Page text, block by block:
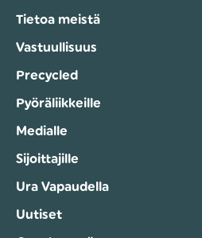
Tietoa meistä
Vastuullisuus
Precycled
Pyöräliikkeille
Medialle
Sijoittajille
Ura Vapaudella
Uutiset